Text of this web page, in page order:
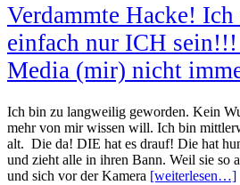
Verdammte Hacke!
einfach nur ICH
Media (mir) nicht
Ich bin zu langweilig geworden. Kein
mehr von mir wissen will. Ich bin
alt. Die da! DIE hat es drauf! Die hat
und zieht alle in ihren Bann. Weil sie so
und sich vor der Kamera [weiterlesen…]